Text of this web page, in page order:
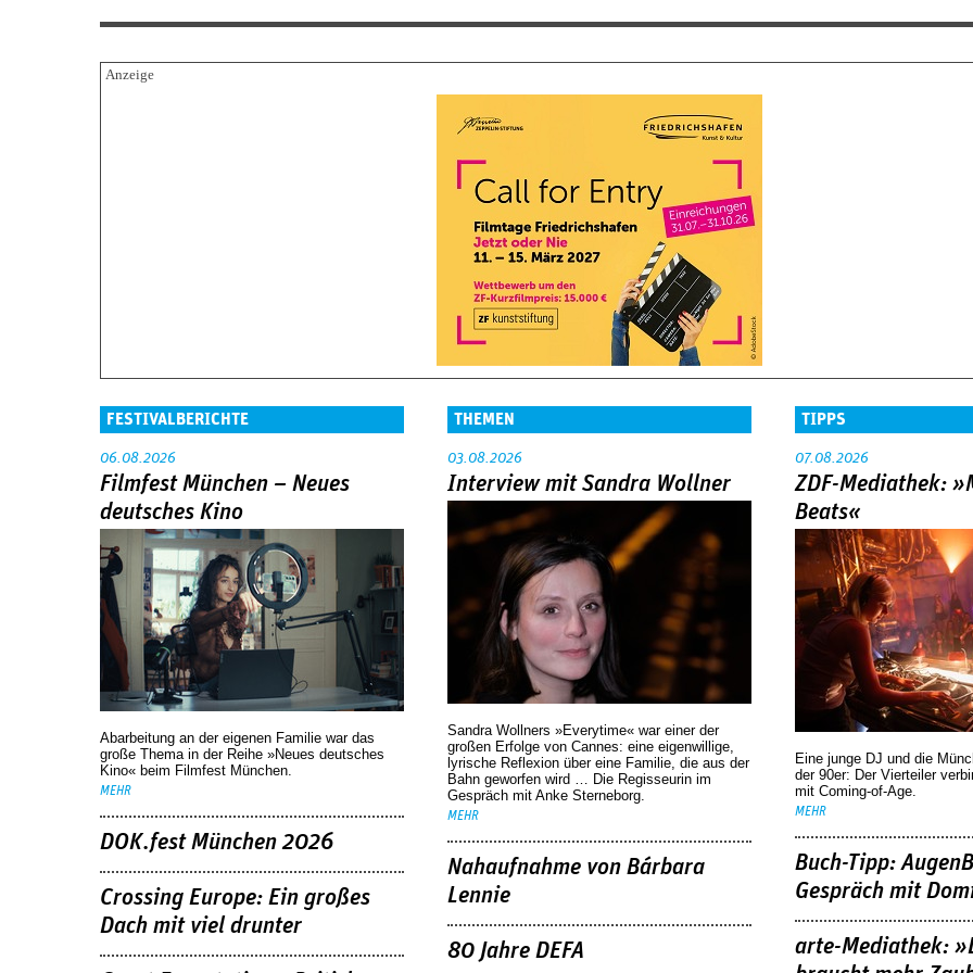
FESTIVALBERICHTE
06.08.2026
Filmfest München – Neues
deutsches Kino
Abarbeitung an der eigenen Familie war das
große Thema in der Reihe »Neues deutsches
Kino« beim Filmfest München.
MEHR
DOK.fest München 2026
Crossing Europe: Ein großes
Dach mit viel drunter
THEMEN
03.08.2026
Interview mit Sandra Wollner
Sandra Wollners »Everytime« war einer der
großen Erfolge von Cannes: eine eigenwillige,
lyrische Reflexion über eine ­Familie, die aus der
Bahn geworfen wird … Die Regisseurin im
Gespräch mit Anke Sterneborg.
MEHR
Nahaufnahme von Bárbara
Lennie
80 Jahre DEFA
TIPPS
07.08.2026
ZDF-Mediathek:
Beats«
Eine junge DJ und die
der 90er: Der Vierteiler
mit Coming-of-Age.
MEHR
Buch-Tipp:
Gespräch mit
arte-Mediathek: